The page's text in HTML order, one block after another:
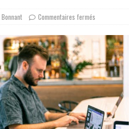
Commentaires fermés